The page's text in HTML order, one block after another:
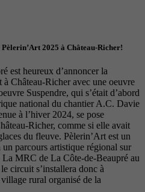
2025 à Château-Richer!
est heureux d’annoncer la
Château-Richer avec une oeuvre
Suspendre, qui s’était d’abord
national du chantier A.C. Davie
à l’hiver 2024, se pose
Richer, comme si elle avait
du fleuve. Pèlerin’Art est un
parcours artistique régional sur
La MRC de La Côte-de-Beaupré au
circuit s’installera donc à
rural organisé de la